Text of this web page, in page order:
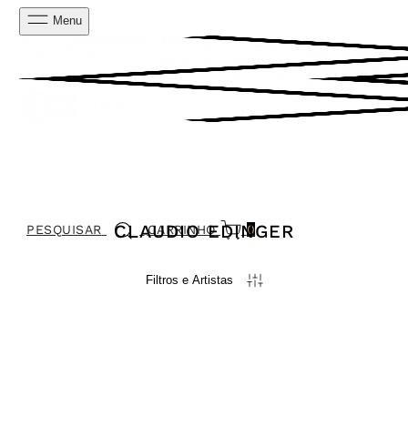
Menu
PESQUISAR CARRINHO 0
CLAUDIO EDINGER
Filtros e Artistas